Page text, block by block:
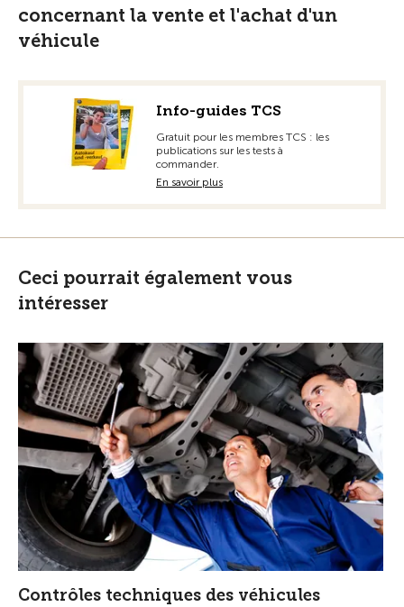
concernant la vente et l'achat d'un
véhicule
Info-guides TCS
Gratuit pour les membres TCS : les
publications sur les tests à
commander.
En savoir plus
Ceci pourrait également vous
intéresser
Contrôles techniques des véhicules